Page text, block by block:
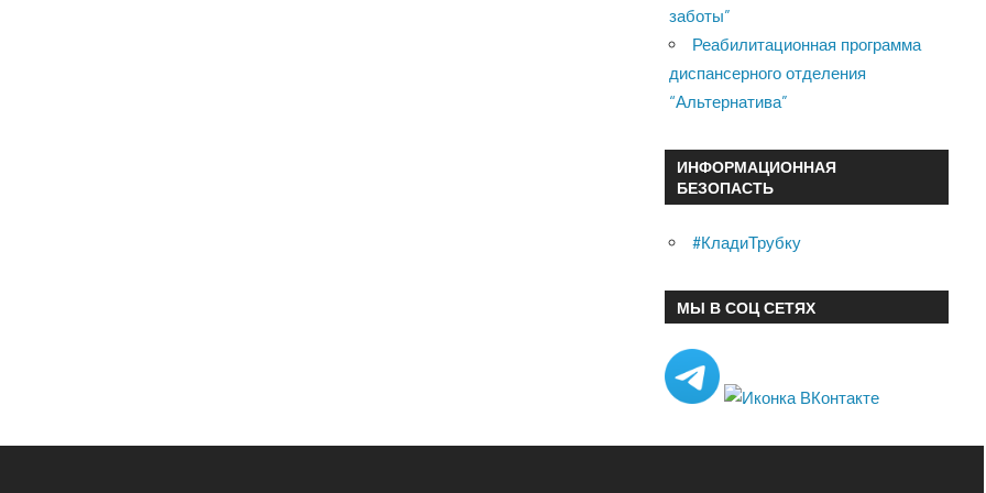
заботы”
Реабилитационная программа
диспансерного отделения
“Альтернатива”
ИНФОРМАЦИОННАЯ
БЕЗОПАСТЬ
#КладиТрубку
МЫ В СОЦ СЕТЯХ